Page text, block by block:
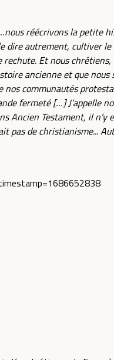
réécrivons la petite
dire autrement, cultiver
Et nous
ancienne et que nous
nos communautés
fermeté […] J’appelle
Ancien Testament, il n’y
pas de christianisme...